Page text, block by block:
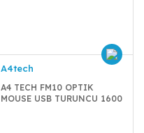
A4tech
A4 TECH FM10 OPTIK
MOUSE USB TURUNCU 1600